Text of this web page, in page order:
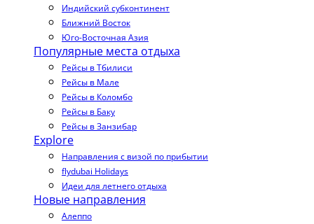
Индийский субконтинент
Ближний Восток
Юго-Восточная Азия
Популярные места отдыха
Рейсы в Тбилиси
Рейсы в Мале
Рейсы в Коломбо
Рейсы в Баку
Рейсы в Занзибар
Explore
Направления с визой по прибытии
flydubai Holidays
Идеи для летнего отдыха
Новые направления
Алеппо